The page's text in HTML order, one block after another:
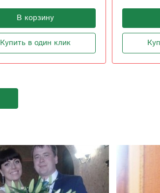
В корзину
Купить в один клик